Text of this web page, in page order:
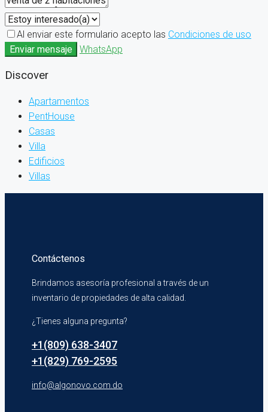
Al enviar este formulario acepto las Condiciones de uso
Enviar mensaje
WhatsApp
Discover
Apartamentos
PentHouse
Casas
Villa
Edificios
Villas
Contáctenos
Brindamos asesoría profesional a través de un
inventario de propiedades de alta calidad.
¿Tienes alguna pregunta?
+1(809) 638-3407
+1(829) 769-2595
info@algonovo.com.do